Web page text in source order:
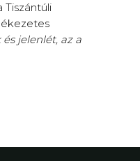
Tiszántúli
jelenlét, az a